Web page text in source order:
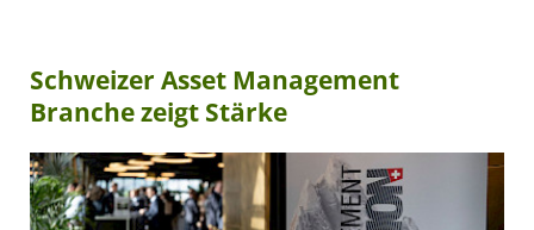
Schweizer Asset Management
Branche zeigt Stärke